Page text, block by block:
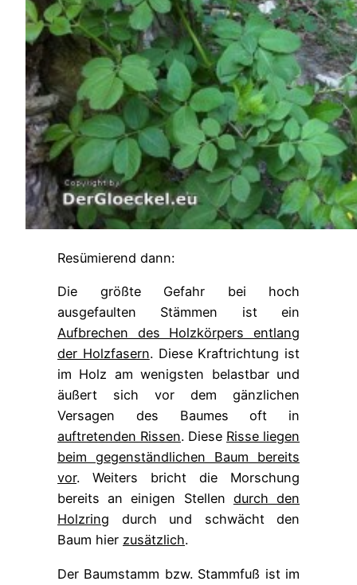
Resümierend dann:
Die größte Gefahr bei hoch
ausgefaulten Stämmen ist ein
Aufbrechen des Holzkörpers entlang
der Holzfasern. Diese Kraftrichtung ist
im Holz am wenigsten belastbar und
äußert sich vor dem gänzlichen
Versagen des Baumes oft in
auftretenden Rissen. Diese Risse liegen
beim gegenständlichen Baum bereits
vor. Weiters bricht die Morschung
bereits an einigen Stellen durch den
Holzring durch und schwächt den
Baum hier zusätzlich.
Der Baumstamm bzw. Stammfuß ist im